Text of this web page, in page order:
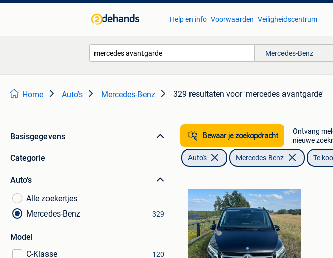
Help en info Voorwaarden Veiligheidscentrum
Mercedes-Benz
Home Auto's Mercedes-Benz 329 resultaten voor 'mercedes avantgarde'
Basisgegevens
Categorie
Auto's
Alle zoekertjes
Mercedes-Benz
329
Model
C-Klasse
120
Bewaar je zoekopdracht
Ontvang
nieuwe
Auto's Mercedes-Benz Te
Mijn
Favorieten